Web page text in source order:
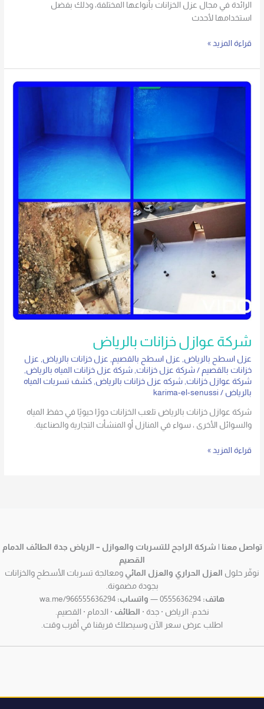
الرائدة في مجال عزل الخزانات بأنواعها المختلفة، وذلك بفضل
استخدامها لأحدث
قراءة المزيد »
شركة عوازل خزانات بالرياض
عزل اسطح بالرياض عزل اسطح بالقصيم عزل خزانات بالرياض عزل
خزانات بالقصيم /شركة عزل خزانات ,شركة عزل خزانات المياه بالرياض
شركة عوازل خزانات ,شركه عزل خزانات بالرياض ,كشف تسربات المياه
بالرياض /
karima-el-senussi
شركة عوازل خزانات بالرياض تلعب الخزانات دورًا حيويًا في حفظ المياه
والسوائل الأخرى ، سواء في المنازل أو المنشأت التجارية والصناعية.
شركة
قراءة المزيد »
تواصل معنا | شركة الراجح للتسربات والعوازل – الرياض جدة الطائف الدمام
القصيم
نوفّر حلول العزل الحراري والعزل المائي ومعالجة تسربات الأسطح والخزانات
بجودة مضمونة.
هاتف:
واتساب:
نخدم: الرياض · جدة · الطائف · الدمام · القصيم.
اطلب عرض سعر الآن وسيصلك فريقنا في أقرب وقت.